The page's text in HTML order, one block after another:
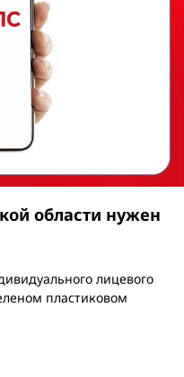
области нужен
лицевого
пластиковом